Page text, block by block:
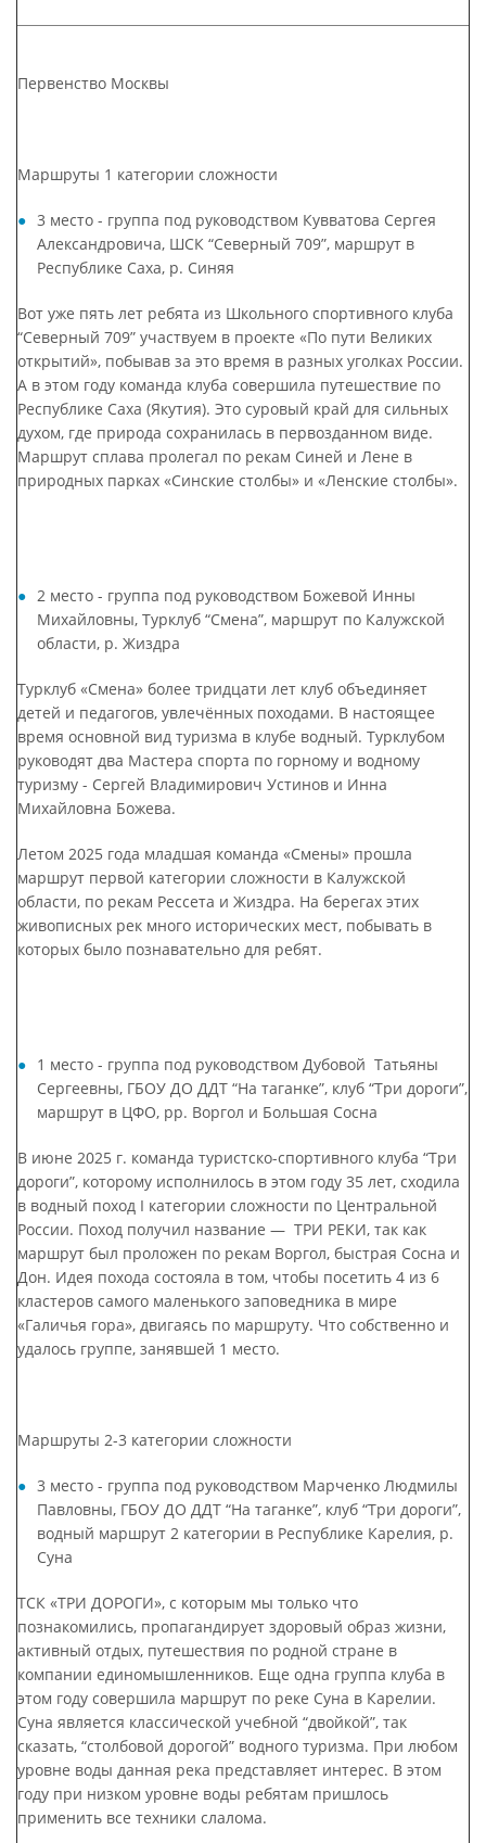
Первенство Москвы
Маршруты 1 категории сложности
3 место - группа под руководством Кувватова Сергея
Александровича, ШСК “Северный 709”, маршрут в
Республике Саха, р. Синяя
Вот уже пять лет ребята из Школьного спортивного клуба
“Северный 709” участвуем в проекте «По пути Великих
открытий», побывав за это время в разных уголках России.
А в этом году команда клуба совершила путешествие по
Республике Саха (Якутия). Это суровый край для сильных
духом, где природа сохранилась в первозданном виде.
Маршрут сплава пролегал по рекам Синей и Лене в
природных парках «Синские столбы» и «Ленские столбы».
2 место - группа под руководством Божевой Инны
Михайловны, Турклуб “Смена”, маршрут по Калужской
области, р. Жиздра
Турклуб «Смена» более тридцати лет клуб объединяет
детей и педагогов, увлечённых походами. В настоящее
время основной вид туризма в клубе водный. Турклубом
руководят два Мастера спорта по горному и водному
туризму - Сергей Владимирович Устинов и Инна
Михайловна Божева.
Летом 2025 года младшая команда «Смены» прошла
маршрут первой категории сложности в Калужской
области, по рекам Рессета и Жиздра. На берегах этих
живописных рек много исторических мест, побывать в
которых было познавательно для ребят.
1 место - группа под руководством Дубовой Татьяны
Сергеевны, ГБОУ ДО ДДТ “На таганке”, клуб “Три дороги”,
маршрут в ЦФО, рр. Воргол и Большая Сосна
В июне 2025 г. команда туристско-спортивного клуба “Три
дороги”, которому исполнилось в этом году 35 лет, сходила
в водный поход I категории сложности по Центральной
России. Поход получил название — ТРИ РЕКИ, так как
маршрут был проложен по рекам Воргол, быстрая Сосна и
Дон. Идея похода состояла в том, чтобы посетить 4 из 6
кластеров самого маленького заповедника в мире
«Галичья гора», двигаясь по маршруту. Что собственно и
удалось группе, занявшей 1 место.
Маршруты 2-3 категории сложности
3 место - группа под руководством Марченко Людмилы
Павловны, ГБОУ ДО ДДТ “На таганке”, клуб “Три дороги”,
водный маршрут 2 категории в Республике Карелия, р.
Суна
ТСК «ТРИ ДОРОГИ», с которым мы только что
познакомились, пропагандирует здоровый образ жизни,
активный отдых, путешествия по родной стране в
компании единомышленников. Еще одна группа клуба в
этом году совершила маршрут по реке Суна в Карелии.
Суна является классической учебной “двойкой”, так
сказать, “столбовой дорогой” водного туризма. При любом
уровне воды данная река представляет интерес. В этом
году при низком уровне воды ребятам пришлось
применить все техники слалома.